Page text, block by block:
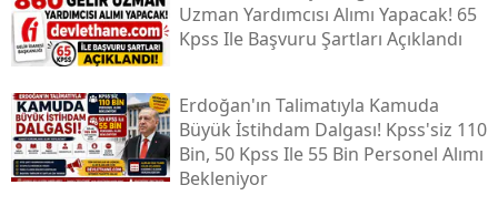
Uzman Yardımcısı Alımı Yapacak! 65
Kpss Ile Başvuru Şartları Açıklandı
Erdoğan'ın Talimatıyla Kamuda
Büyük İstihdam Dalgası! Kpss'siz 110
Bin, 50 Kpss Ile 55 Bin Personel Alımı
Bekleniyor